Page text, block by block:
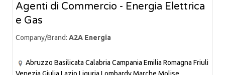
Agenti di Commercio - Energia Elettrica
e Gas
Company/Brand: A2A Energia
Abruzzo Basilicata Calabria Campania Emilia Romagna Friuli
Venezia Giulia Lazio Liguria LombardyMarche Molise